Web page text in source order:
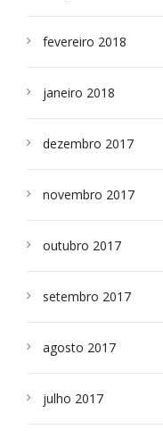
fevereiro 2018
janeiro 2018
dezembro 2017
novembro 2017
outubro 2017
setembro 2017
agosto 2017
julho 2017